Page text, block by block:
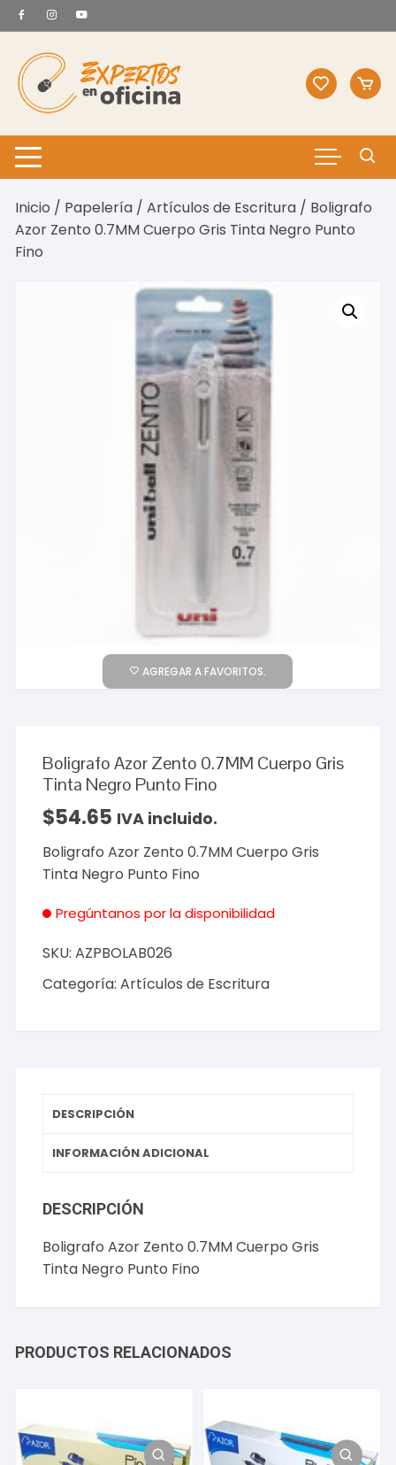
Saltar
al
contenido
Inicio / Papelería /Artículos de Escritura / Boligrafo
Azor Zento 0.7MM Cuerpo Gris Tinta Negro Punto
Fino
AGREGAR A FAVORITOS.
Boligrafo Azor Zento 0.7MM Cuerpo Gris
Tinta Negro Punto Fino
$54.65 IVA incluido.
Boligrafo Azor Zento 0.7MM Cuerpo Gris
Tinta Negro Punto Fino
Pregúntanos por la disponibilidad
SKU:AZPBOLAB026
Categoría:Artículos de Escritura
DESCRIPCIÓN
INFORMACIÓN ADICIONAL
DESCRIPCIÓN
Boligrafo Azor Zento 0.7MM Cuerpo Gris
Tinta Negro Punto Fino
PRODUCTOS RELACIONADOS